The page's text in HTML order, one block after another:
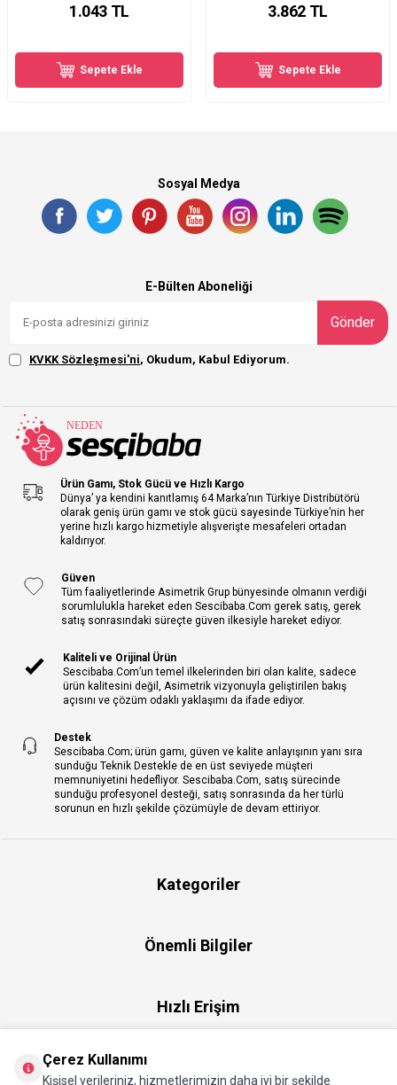
1.043 TL
Sepete Ekle
3.862 TL
Sepete Ekle
Sosyal Medya
E-Bülten Aboneliği
Gönder
KVKK Sözleşmesi'ni, Okudum, Kabul Ediyorum.
Ürün Gamı, Stok Gücü ve Hızlı Kargo
Dünya’ ya kendini kanıtlamış 64 Marka’nın Türkiye Distribütörü
olarak geniş ürün gamı ve stok gücü sayesinde Türkiye’nin her
yerine hızlı kargo hizmetiyle alışverişte mesafeleri ortadan
kaldırıyor.
Güven
Tüm faaliyetlerinde Asimetrik Grup bünyesinde olmanın verdiği
sorumlulukla hareket eden Sescibaba.Com gerek satış, gerek
satış sonrasındaki süreçte güven ilkesiyle hareket ediyor.
Kaliteli ve Orijinal Ürün
Sescibaba.Com’un temel ilkelerinden biri olan kalite, sadece
ürün kalitesini değil, Asimetrik vizyonuyla geliştirilen bakış
açısını ve çözüm odaklı yaklaşımı da ifade ediyor.
Destek
Sescibaba.Com; ürün gamı, güven ve kalite anlayışının yanı sıra
sunduğu Teknik Destekle de en üst seviyede müşteri
memnuniyetini hedefliyor. Sescibaba.Com, satış sürecinde
sunduğu profesyonel desteği, satış sonrasında da her türlü
sorunun en hızlı şekilde çözümüyle de devam ettiriyor.
Kategoriler
Önemli Bilgiler
Hızlı Erişim
Çerez Kullanımı
Kişisel verileriniz, hizmetlerimizin daha iyi bir şekilde